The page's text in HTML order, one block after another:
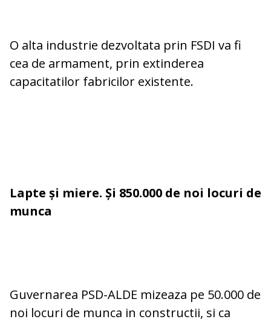
O alta industrie dezvoltata prin FSDI va fi
cea de armament, prin extinderea
capacitatilor fabricilor existente.
Lapte și miere. Și 850.000 de noi locuri de
munca
Guvernarea PSD-ALDE mizeaza pe 50.000 de
noi locuri de munca in constructii, si ca